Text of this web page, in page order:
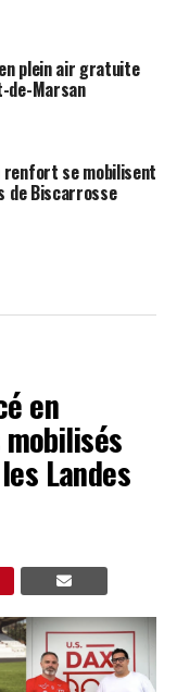
plein air gratuite
de-Marsan
renfort se mobilisent
de Biscarrosse
en
Landes